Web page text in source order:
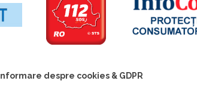
Informare despre cookies & GDPR